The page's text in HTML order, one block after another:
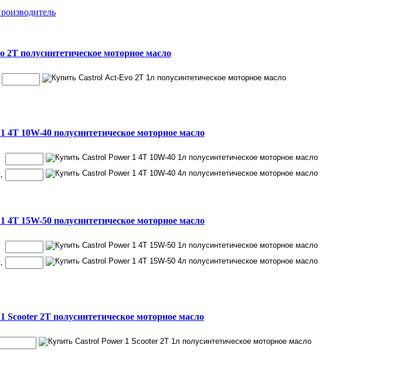
2T полусинтетическое моторное масло
4T 10W-40 полусинтетическое моторное масло
4T 15W-50 полусинтетическое моторное масло
Scooter 2T полусинтетическое моторное масло